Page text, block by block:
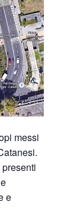
messi
e